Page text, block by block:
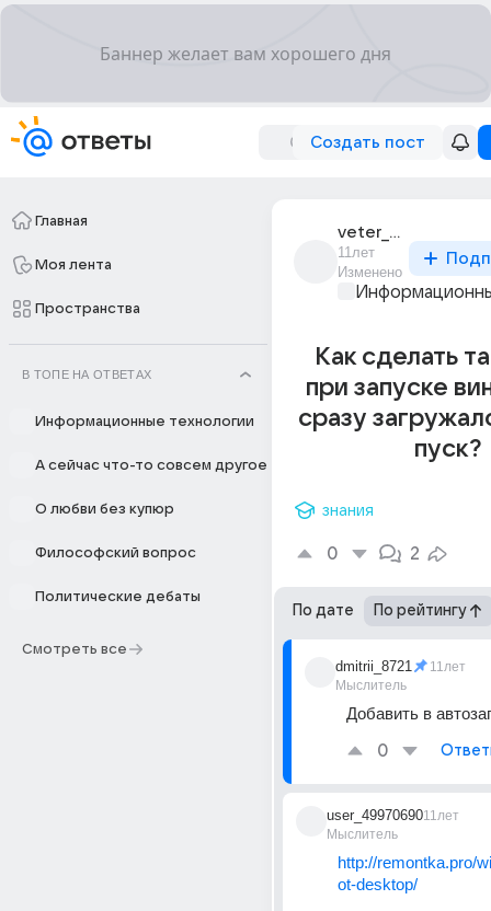
Создать пост
Главная
Моя лента
Пространства
В ТОПЕ НА ОТВЕТАХ
Информационные технологии
А сейчас что-то совсем другое
О любви без купюр
Философский вопрос
Политические дебаты
Смотреть все
veter_1706
11лет
Изменено
Как сделать
при запуске
сразу
пуск?
знания
0 2
По дате По рейтингу
dmitrii_8721
Мыслитель
11лет
Добавить в
0
user_49970690
Мыслитель
11лет
http://remontka.pro/
ot-desktop/